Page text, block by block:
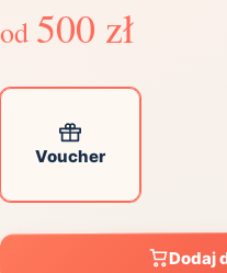
od 500 zł
Voucher
Dodaj